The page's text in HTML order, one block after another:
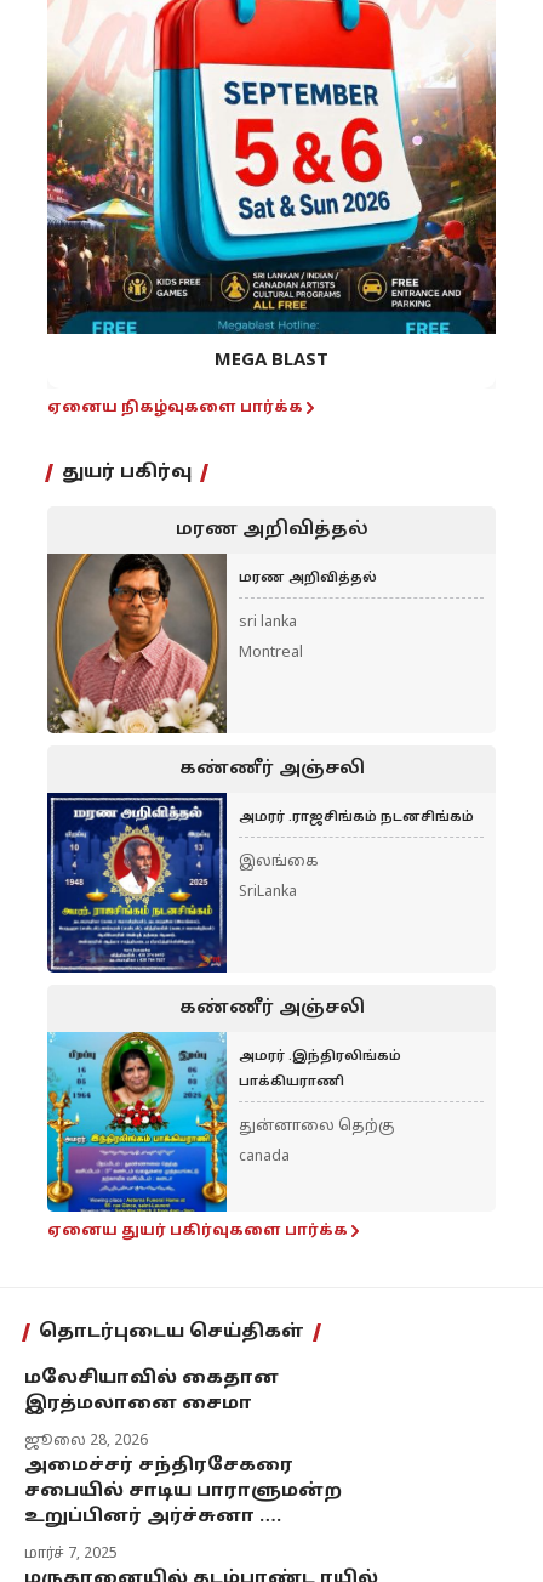
MEGA BLAST
ஏனைய நிகழ்வுகளை பார்க்க
துயர் பகிர்வு
மரண அறிவித்தல்
மரண அறிவித்தல்
sri lanka
Montreal
கண்ணீர் அஞ்சலி
அமரர் .ராஜசிங்கம் நடனசிங்கம்
இலங்கை
SriLanka
கண்ணீர் அஞ்சலி
அமரர் .இந்திரலிங்கம்
பாக்கியராணி
துன்னாலை தெற்கு
canada
ஏனைய துயர் பகிர்வுகளை பார்க்க
தொடர்புடைய செய்திகள்
மலேசியாவில் கைதான
இரத்மலானை சைமா
ஜூலை 28, 2026
அமைச்சர் சந்திரசேகரை
சபையில் சாடிய பாராளுமன்ற
உறுப்பினர் அர்ச்சுனா ….
மார்ச் 7, 2025